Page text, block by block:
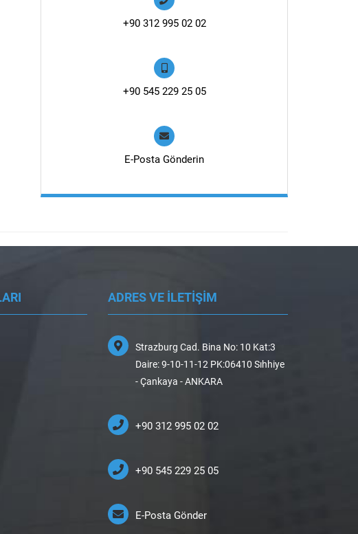
+90 312 995 02 02
+90 545 229 25 05
E-Posta Gönderin
ADRES VE İLETİŞİM
Strazburg Cad. Bina No: 10 Kat:3
Daire: 9-10-11-12 PK:06410 Sıhhiye
- Çankaya - ANKARA
+90 312 995 02 02
+90 545 229 25 05
E-Posta Gönder